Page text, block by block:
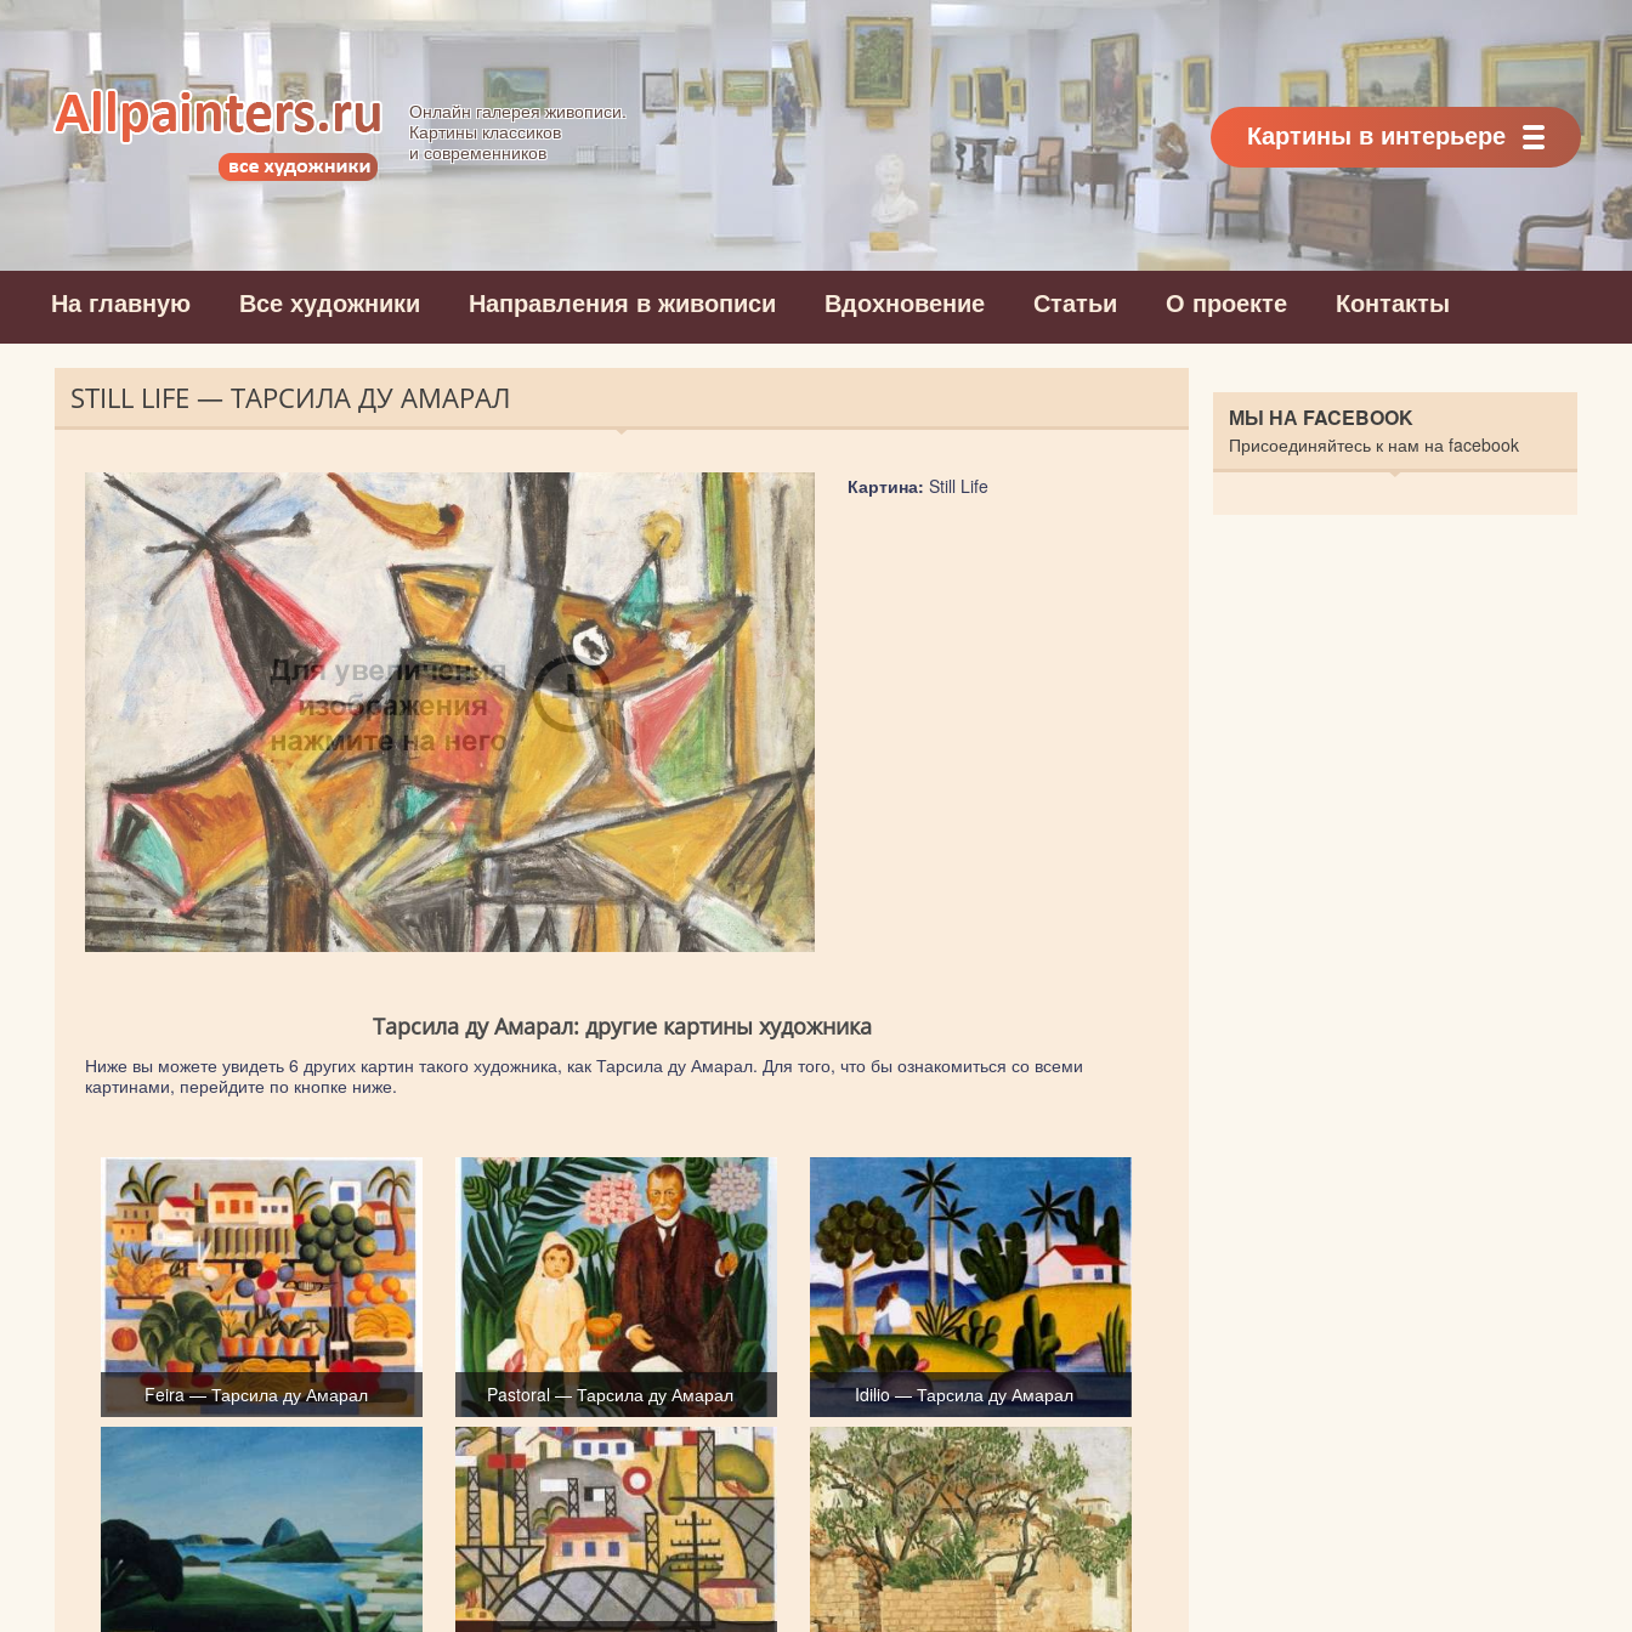
Allpainters.ru - картинная галерея
Онлайн галерея живописи.
Картины классиков
и современников
Картины в интерьере
На главную Все художники Направления в живописи Вдохновение Статьи О проекте Контакты
STILL LIFE — ТАРСИЛА ДУ АМАРАЛ
Картина: Still Life
Тарсила ду Амарал: другие картины художника
Ниже вы можете увидеть 6 других картин такого художника, как Тарсила ду Амарал. Для того, что бы ознакомиться со всеми
картинами, перейдите по кнопке ниже.
Feira — Тарсила ду Амарал Pastoral — Тарсила ду Амарал Idilio — Тарсила ду Амарал
МЫ НА FACEBOOK
Присоединяйтесь к нам на facebook